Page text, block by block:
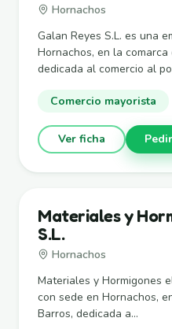
Hornachos
Galan Reyes S.L. es una
Hornachos, en la
dedicada al comercio al
Comercio mayorista
Ver ficha
Materiales y
S.L.
Hornachos
Materiales y Hormigones
con sede en Hornachos,
Barros, dedicada a...